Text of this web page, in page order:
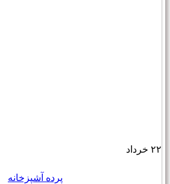
۲۲ خرداد
پرده آشپزخانه